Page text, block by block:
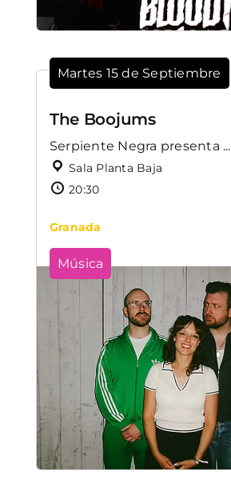
Martes 15 de Septiembre
The Boojums
Serpiente Negra presenta ...
Sala Planta Baja
20:30
Granada
Música